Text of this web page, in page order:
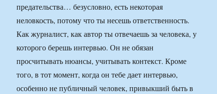
предательства… безусловно, есть некоторая
неловкость, потому что ты несешь ответственность.
Как журналист, как автор ты отвечаешь за человека, у
которого берешь интервью. Он не обязан
просчитывать нюансы, учитывать контекст. Кроме
того, в тот момент, когда он тебе дает интервью,
особенно не публичный человек, привыкший быть в